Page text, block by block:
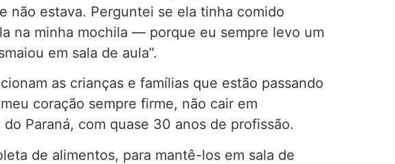
não estava. Perguntei se ela tinha comido
na minha mochila — porque eu sempre levo um
em sala de aula”.
as crianças e famílias que estão passando
coração sempre firme, não cair em
Paraná, com quase 30 anos de profissão.
de alimentos, para mantê-los em sala de